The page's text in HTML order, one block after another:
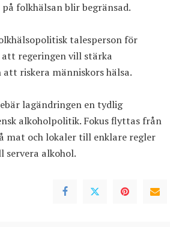
folkhälsan blir begränsad.
talesperson för
regeringen vill stärka
riskera människors hälsa.
lagändringen en tydlig
alkoholpolitik. Fokus flyttas från
mat och lokaler till enklare regler
servera alkohol.